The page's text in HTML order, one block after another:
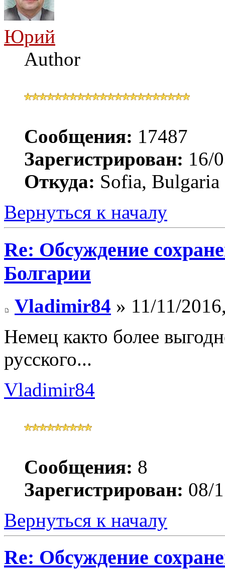
Юрий
Author
Сообщения: 17487
Зарегистрирован: 16/
Откуда: Sofia, Bulgaria
Вернуться к началу
Re: Обсуждение
Болгарии
Vladimir84 » 11/11/
Немец както более
русского...
Vladimir84
Сообщения: 8
Зарегистрирован: 08/
Вернуться к началу
Re: Обсуждение